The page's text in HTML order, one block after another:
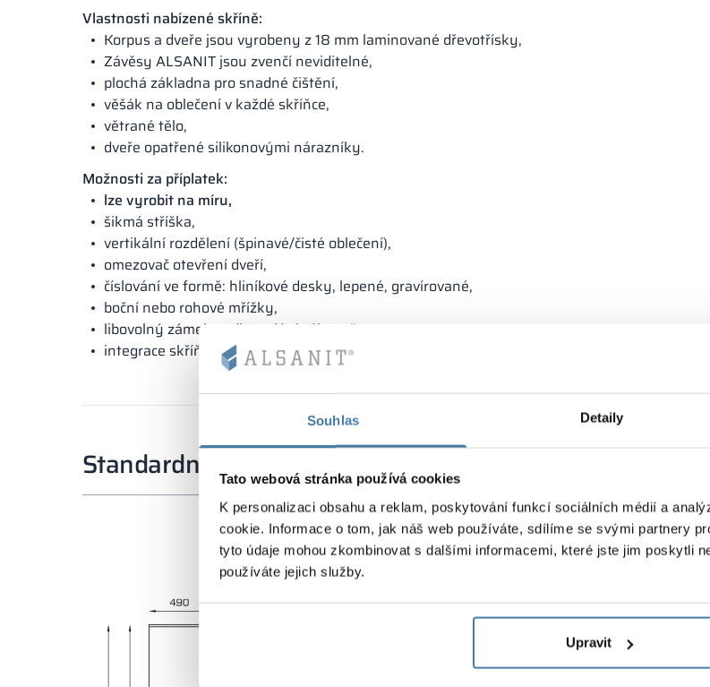
Souhlas Detaily
Tato webová stránka používá cookies
K personalizaci obsahu a reklam, poskytování funkcí sociálních médií a
cookie. Informace o tom, jak náš web používáte, sdílíme se svými partnery
tyto údaje mohou zkombinovat s dalšími informacemi, které jste jim poskytli
používáte jejich služby.
Upravit
Vlastnosti nabízené skříně:
Korpus a dveře jsou vyrobeny z 18 mm laminované dřevotřísky,
Závěsy ALSANIT jsou zvenčí neviditelné,
plochá základna pro snadné čištění,
věšák na oblečení v každé skříňce,
větrané tělo,
dveře opatřené silikonovými nárazníky.
Možnosti za příplatek:
lze vyrobit na míru,
šikmá stříška,
vertikální rozdělení (špinavé/čisté oblečení),
omezovač otevření dveří,
číslování ve formě: hliníkové desky, lepené, gravírované,
boční nebo rohové mřížky,
libovolný zámek podle zadání zákazníka,
integrace skříňky do elektronického systému kontroly přístupu.
Standardní rozměry